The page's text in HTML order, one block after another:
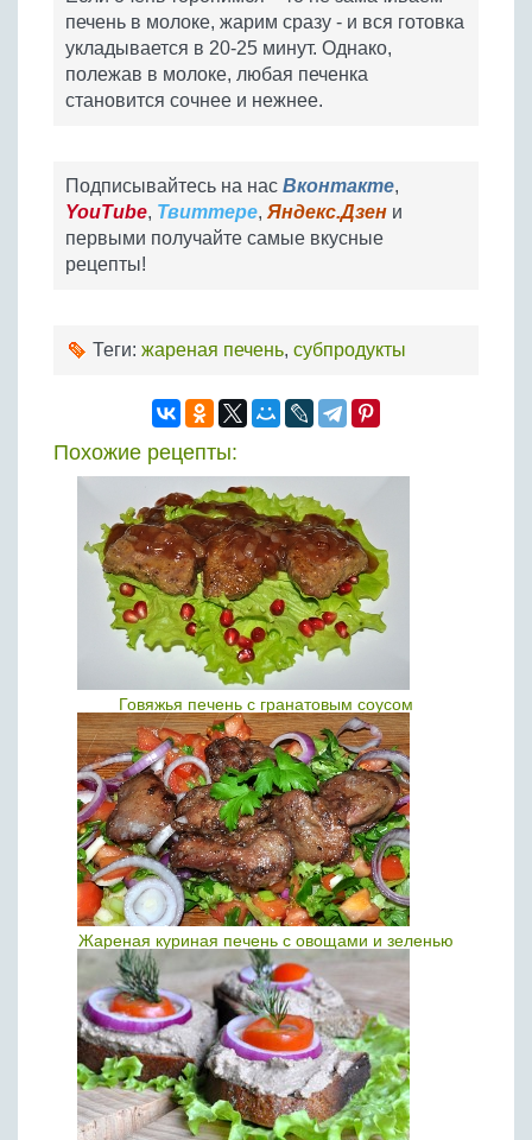
печень в молоке, жарим сразу - и вся готовка
укладывается в 20-25 минут. Однако,
полежав в молоке, любая печенка
становится сочнее и нежнее.
Подписывайтесь на нас Вконтакте,
YouTube, Твиттере, Яндекс.Дзен и
первыми получайте самые вкусные
рецепты!
Теги: жареная печень, субпродукты
Похожие рецепты:
Говяжья печень с гранатовым соусом
Жареная куриная печень с овощами и зеленью